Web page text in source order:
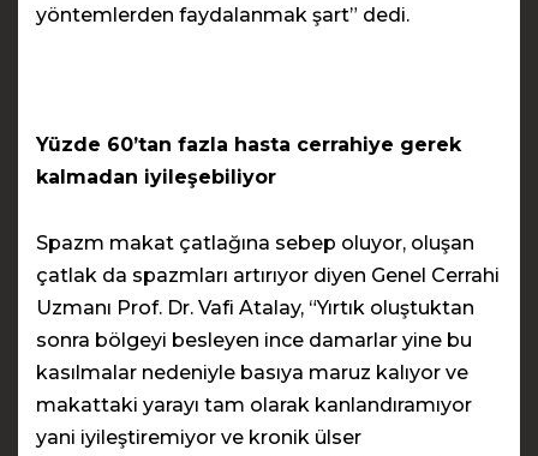
yöntemlerden faydalanmak şart” dedi.
Yüzde 60’tan fazla hasta cerrahiye gerek
kalmadan iyileşebiliyor
Spazm makat çatlağına sebep oluyor, oluşan
çatlak da spazmları artırıyor diyen Genel Cerrahi
Uzmanı Prof. Dr. Vafi Atalay, “Yırtık oluştuktan
sonra bölgeyi besleyen ince damarlar yine bu
kasılmalar nedeniyle basıya maruz kalıyor ve
makattaki yarayı tam olarak kanlandıramıyor
yani iyileştiremiyor ve kronik ülser